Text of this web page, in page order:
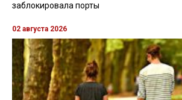
заблокировала порты
02 августа 2026